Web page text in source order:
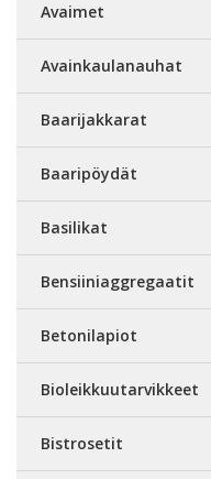
Avaimet
Avainkaulanauhat
Baarijakkarat
Baaripöydät
Basilikat
Bensiiniaggregaatit
Betonilapiot
Bioleikkuutarvikkeet
Bistrosetit